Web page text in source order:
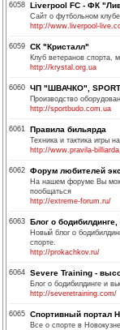
6058 Liverpool FC - ФК
Сайт о футбольном
http://www.liverpool-
6059 СК "Кристалл"
Клуб ветеранов спорта,
http://krystal.org.ua
6060 ЧП "ШВАЧКО",
Производство
http://sportbudo.com.ua
6061 Правила бильярда
Техника и тактика игры
http://www.pravila-
6062 Форум любителей
На нашем форуме Вы
пообщаться
http://extreme-forum.ru/
6063 Блог о
Новый блог о
спорте.
http://prokachkov.ru/
6064 Severe Training -
Блог о бодибилдинге и
http://severetraining.com/
6065 Спортивный портал
Все о спорте в